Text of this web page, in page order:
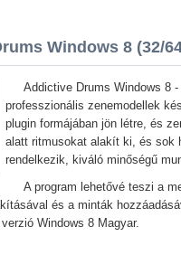
Windows 8 (32/
Addictive Drums Windows 8
professzionális zenemodellek
plugin formájában jön létre, és
alatt ritmusokat alakít ki, és sok
rendelkezik, kiváló minőségű
A program lehetővé teszi a
és a minták
Windows 8 Magyar.